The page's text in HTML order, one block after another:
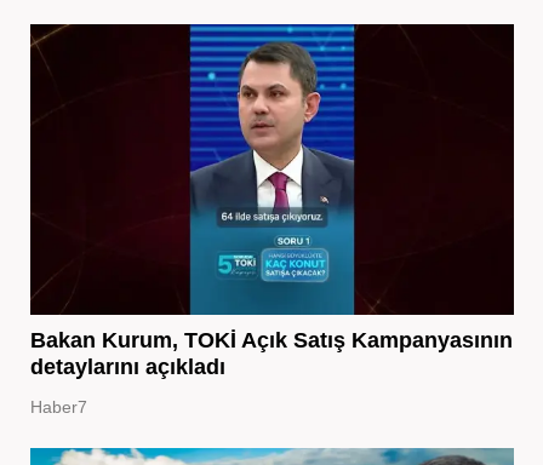
Bakan Kurum, TOKİ Açık Satış Kampanyasının
detaylarını açıkladı
Haber7